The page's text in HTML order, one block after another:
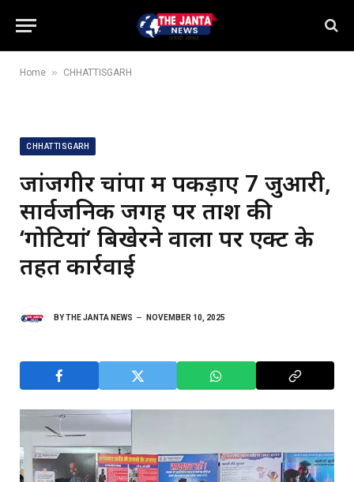
Home » CHHATTISGARH
CHHATTISGARH
जांजगीर चांपा में पकड़ाए 7 जुआरी,
सार्वजनिक जगह पर ताश की
‘गोटियां’ बिखेरने वालों पर एक्ट के
तहत कार्रवाई
BYTHE JANTA NEWS NOVEMBER 10, 2025